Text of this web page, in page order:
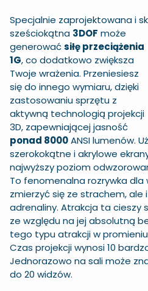
Specjalnie zaprojektowana i
sześciokątna 3DOF może
generowaćsiłę przeciążenia
1G, co dodatkowo zwiększa
Twoje wrażenia. Przeniesiesz
się do innego wymiaru, dzięki
zastosowaniu sprzętu z
aktywną technologią projekcji
3D, zapewniającej jasność
ponad 8000ANSI lumenów.
szerokokątne i akrylowe
najwyższy poziom
To fenomenalna rozrywka dla
zmierzyć się ze strachem,
adrenaliny. Atrakcja ta cieszy
ze względu na jej absolutną
tego typu atrakcji w
Czas projekcji wynosi 10
Jednorazowo na sali może
do 20 widzów.